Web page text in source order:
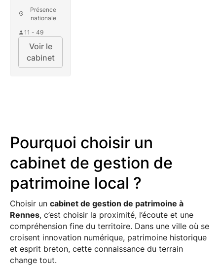
Présence
nationale
11 - 49
Voir le
cabinet
Pourquoi choisir un
cabinet de gestion de
patrimoine local ?
Choisir un cabinet de gestion de patrimoine à
Rennes, c’est choisir la proximité, l’écoute et une
compréhension fine du territoire. Dans une ville où se
croisent innovation numérique, patrimoine historique
et esprit breton, cette connaissance du terrain
change tout.